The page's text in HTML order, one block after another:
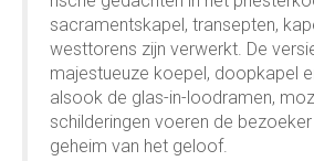
sacra­ments­ka­pel, transepten,
westtorens zijn ver­werkt. De
majestueuze koepel, doop­ka­pel
alsook de glas-in-loodramen,
schil­deringen voeren de
geheim van het geloof.